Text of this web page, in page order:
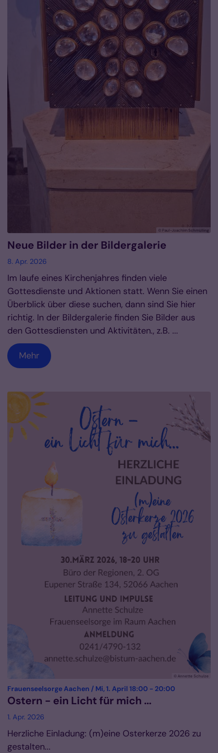
© Paul-Joachim Schmülling
Neue Bilder in der Bildergalerie
8. Apr. 2026
Im laufe eines Kirchenjahres finden viele
Gottesdienste und Aktionen statt. Wenn Sie einen
Überblick über diese suchen, dann sind Sie hier
richtig. In der Bildergalerie finden Sie Bilder aus
den Gottesdiensten und Aktivitäten., z.B. ...
Mehr
© Annette Schulze
Frauenseelsorge Aachen / Mi, 1. April 18:00 - 20:00
Ostern - ein Licht für mich ...
1. Apr. 2026
Herzliche Einladung: (m)eine Osterkerze 2026 zu
gestalten...